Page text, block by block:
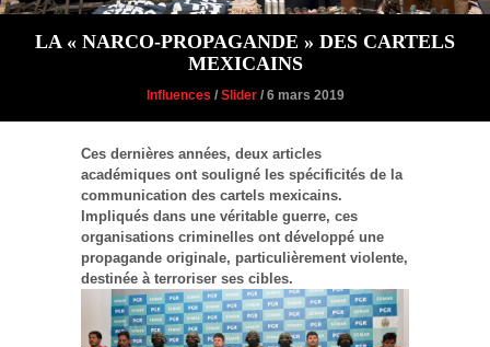
LA « NARCO-PROPAGANDE » DES CARTELS
MEXICAINS
Influences / Slider/ 6 mars 2019
Ces dernières années, deux articles
académiques ont souligné les spécificités de la
communication des cartels mexicains.
Impliqués dans une véritable guerre, ces
organisations criminelles ont développé une
propagande originale, particulièrement violente,
destinée à terroriser ses cibles.